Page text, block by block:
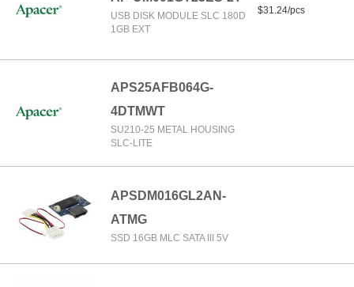
USB DISK MODULE SLC 180D
1GB EXT
$31.24/pcs
APS25AFB064G-
4DTMWT
SU210-25 METAL HOUSING
SLC-LITE
APSDM016GL2AN-
ATMG
SSD 16GB MLC SATA III 5V